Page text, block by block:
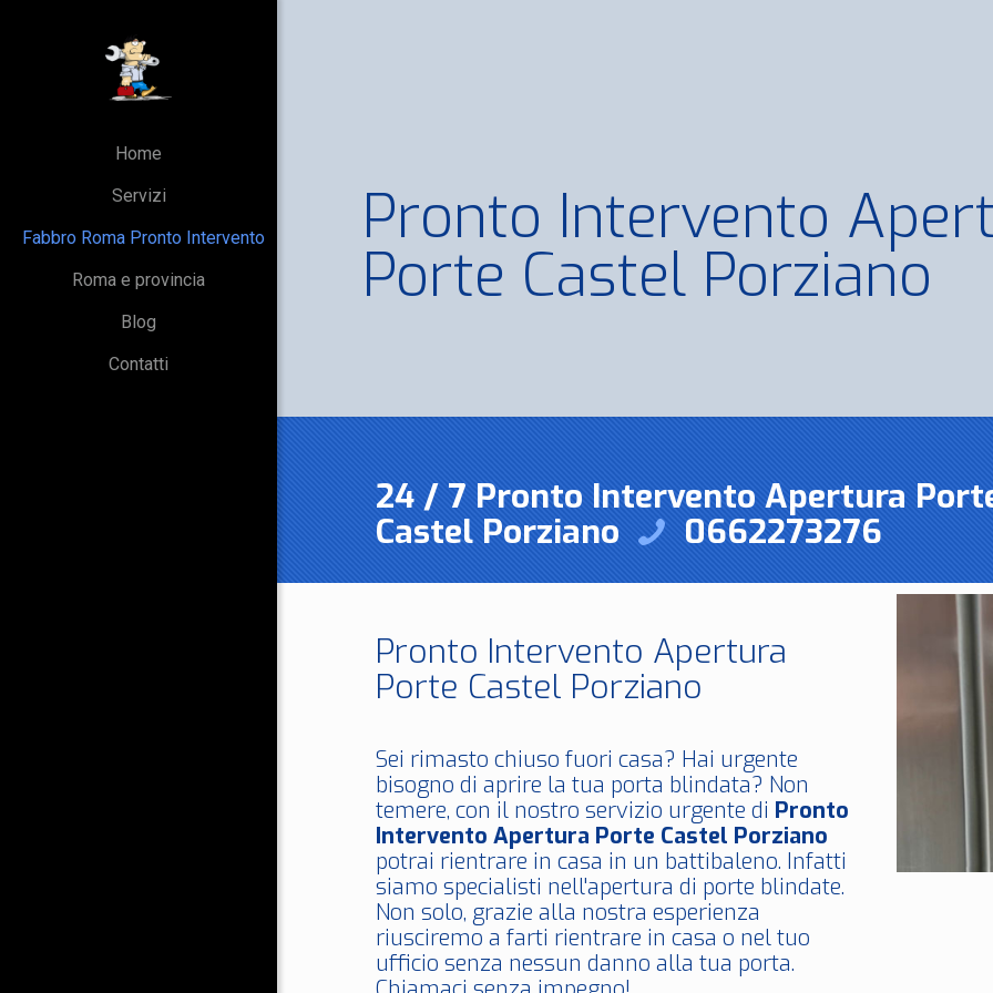
Home
Servizi
Fabbro Roma Pronto Intervento
Roma e provincia
Blog
Contatti
Pronto Intervento
Porte Castel Porziano
24 / 7 Pronto Intervento Apertura
Castel Porziano
0662273276
Pronto Intervento Apertura
Porte Castel Porziano
Sei rimasto chiuso fuori casa? Hai urgente
bisogno di aprire la tua porta blindata? Non
temere, con il nostro servizio urgente di Pronto
Intervento Apertura Porte Castel Porziano
potrai rientrare in casa in un battibaleno. Infatti
siamo specialisti nell'apertura di porte blindate.
Non solo, grazie alla nostra esperienza
riusciremo a farti rientrare in casa o nel tuo
ufficio senza nessun danno alla tua porta.